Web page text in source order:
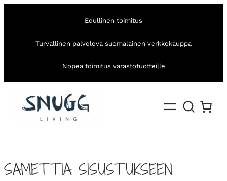
Edullinen toimitus
Turvallinen palveleva suomalainen verkkokauppa
Nopea toimitus varastotuotteille
SAMETTIA SISUSTUKSEEN